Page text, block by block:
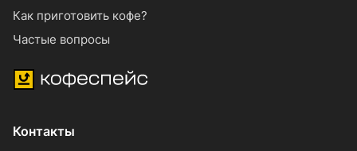
Как приготовить кофе?
Частые вопросы
Контакты